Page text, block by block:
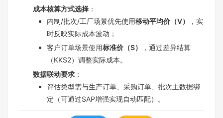
成本核算方式选择 ：
内制/批次/工厂场景优先使用移动平均价（V）
，实
时反映实际成本波动；
客户订单场景使用标准价（S）
，通过差异结算
（KKS2）调整实际成本。
数据联动要求 ：
评估类型需与生产订单、采购订单、批次主数据绑
定（可通过SAP增强实现自动匹配）。